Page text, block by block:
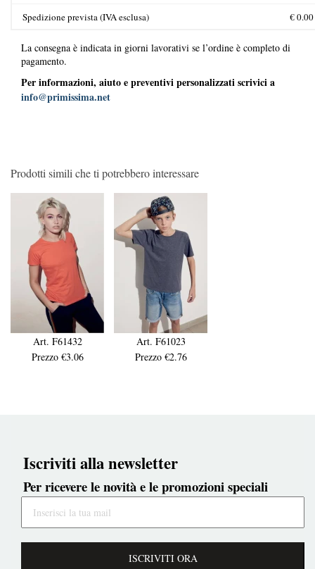
Spedizione prevista (IVA esclusa)
La consegna è indicata in giorni lavorativi se l’ordine è completo di
pagamento.
Per informazioni, aiuto e preventivi personalizzati scrivici a
info@primissima.net
Prodotti simili che ti potrebbero interessare
Art. F61432
Prezzo €3.06
Art. F61023
Prezzo €2.76
Iscriviti alla newsletter
Per ricevere le novità e le promozioni speciali
ISCRIVITI ORA